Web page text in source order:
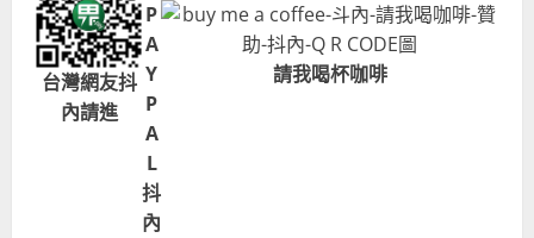
台灣網友抖
內請進
P
A
Y
P
A
L
抖
內
請我喝杯咖啡